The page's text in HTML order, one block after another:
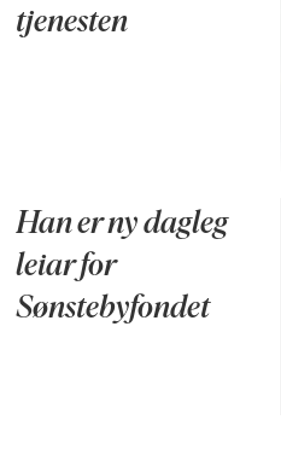
tjenesten
Han er ny dagleg
leiar for
Sønstebyfondet